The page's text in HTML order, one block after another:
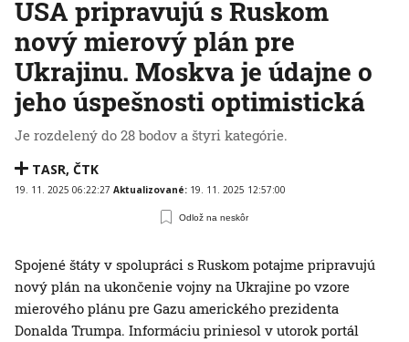
USA pripravujú s Ruskom
nový mierový plán pre
Ukrajinu. Moskva je údajne o
jeho úspešnosti optimistická
Je rozdelený do 28 bodov a štyri kategórie.
TASR, ČTK
19. 11. 2025 06:22:27 Aktualizované: 19. 11. 2025 12:57:00
Odlož na neskôr
Spojené štáty v spolupráci s Ruskom potajme pripravujú
nový plán na ukončenie vojny na Ukrajine po vzore
mierového plánu pre Gazu amerického prezidenta
Donalda Trumpa. Informáciu priniesol v utorok portál